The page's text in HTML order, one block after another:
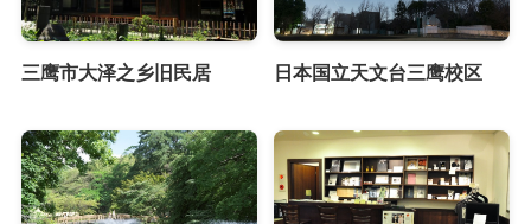
三鹰市大泽之乡旧民居 日本国立天文台三鹰校区